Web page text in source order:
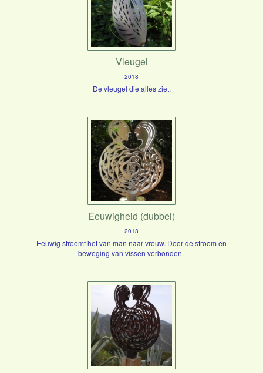
Vleugel
2018
De vleugel die alles ziet.
Eeuwigheid (dubbel)
2013
Eeuwig stroomt het van man naar vrouw. Door de stroom en
beweging van vissen verbonden.